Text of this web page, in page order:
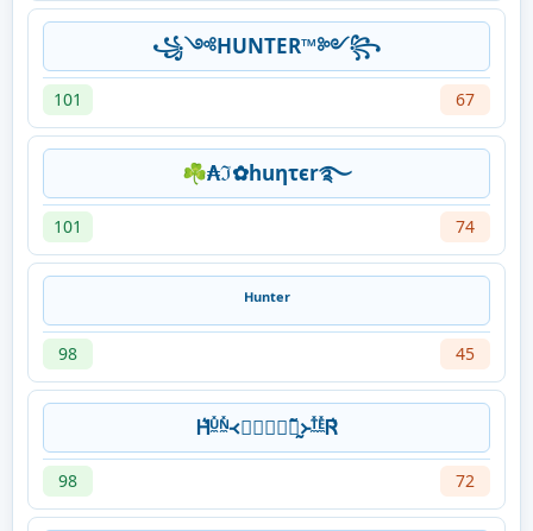
꧁༺HUNTER™༻꧂
101 67
☘₳ℑ✿huητєr࿐
101 74
ᴴᵘⁿᵗᵉʳ
98 45
Ꮋ͛ᵁ̼̽ᴺ̼̽᚜ᚸ⃝⃘⃟⃠̰̃᚛ᵀ̼̽ᴱ̼̽Ꮢ͛
98 72